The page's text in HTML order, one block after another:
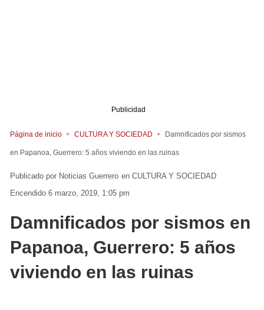
Publicidad
Página de inicio CULTURA Y SOCIEDAD Damnificados por sismos
en Papanoa, Guerrero: 5 años viviendo en las ruinas
Noticias Guerrero en CULTURA Y SOCIEDAD
Encendido 6 marzo, 2019, 1:05 pm
Damnificados por sismos en
Papanoa, Guerrero: 5 años
viviendo en las ruinas